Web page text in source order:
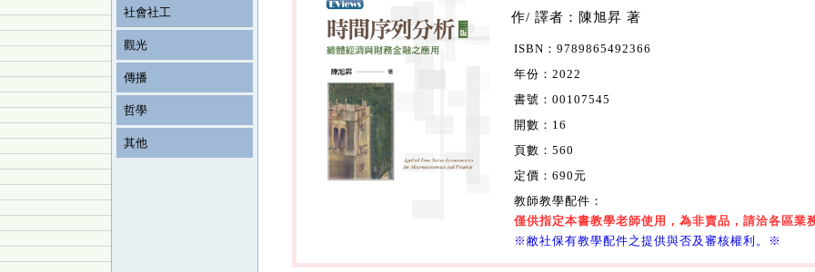
社會社工
觀光
傳播
哲學
其他
作/ 譯者：陳旭昇 著
ISBN：9789865492366
年份：2022
書號：00107545
開數：16
頁數：560
定價：690元
教師教學配件：
僅供指定本書教學老師使用，為非賣品，請洽各區業
※敝社保有教學配件之提供與否及審核權利。※